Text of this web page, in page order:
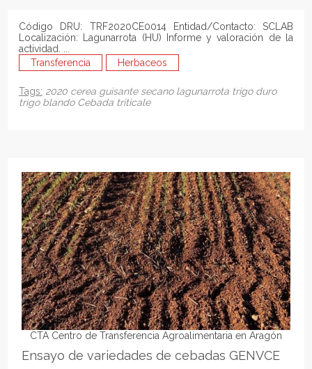
Código DRU: TRF2020CE0014 Entidad/Contacto: SCLAB
Localización: Lagunarrota (HU) Informe y valoración de la
Transferencia
Herbaceos
Tags: 2020 cerea guisante secano lagunarrota trigo duro
trigo blando Cebada triticale
CTA Centro de Transferencia Agroalimentaria en Aragón
Ensayo de variedades de cebadas GENVCE